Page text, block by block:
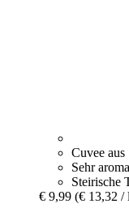
Cuvee
Sehr
Steirische
€ 9,99 (€ 13,32 /